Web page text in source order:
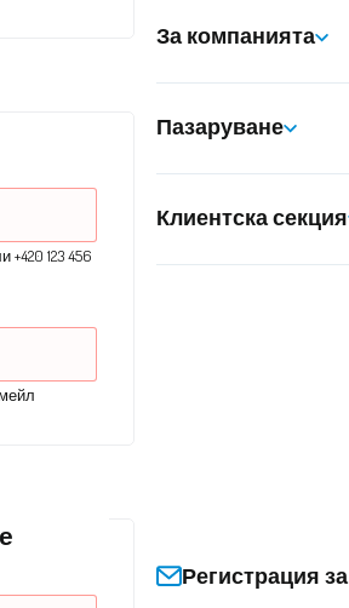
+420 123 456
За компанията
Пазаруване
Клиентска секция
Регистрация